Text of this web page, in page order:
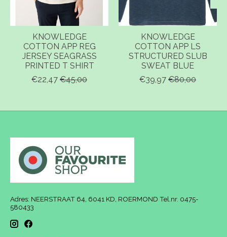
KNOWLEDGE
COTTON APP REG
JERSEY SEAGRASS
PRINTED T SHIRT
€22,47 €45,00
KNOWLEDGE
COTTON APP LS
STRUCTURED SLUB
SWEAT BLUE
€39,97 €80,00
Adres: NEERSTRAAT 64, 6041 KD, ROERMOND Tel.nr. 0475-
580433